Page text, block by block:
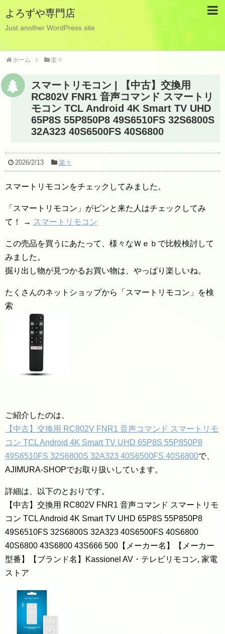
よろずや専門店
Just another WordPress site
ホーム 楽々
スマートリモコン | 【中古】交換用
RC802V FNR1 音声コマンド スマートリ
モコン TCL Android 4K Smart TV UHD
65P8S 55P850P8 49S6510FS 32S6800S
32A323 40S6500FS 40S6800
2026/2/13 楽々
スマートリモコンをチェックしてみました。
「スマートリモコン」がピンと来た人はチェックしてみ
て！ → スマートリモコン
この売品を買うにあたって、様々なＷｅｂで比較検討して
みました。
掘り出し物が見つかるお買い物は、やっぱり楽しいね。
たくさんのネットショップから「スマートリモコン」を検
索
ご紹介したのは、
【中古】交換用 RC802V FNR1 音声コマンド スマートリモ
コン TCL Android 4K Smart TV UHD 65P8S 55P850P8
49S6510FS 32S6800S 32A323 40S6500FS 40S6800で、
AJIMURA-SHOPでお取り扱いしています。
詳細は、以下のとおりです。
【中古】交換用 RC802V FNR1 音声コマンド スマートリモ
コン TCL Android 4K Smart TV UHD 65P8S 55P850P8
49S6510FS 32S6800S 32A323 40S6500FS 40S6800
40S6800 43S6800 43S666 500【メーカー名】【メーカー
型番】【ブランド名】Kassionel AV・テレビリモコン, 家電
ストア